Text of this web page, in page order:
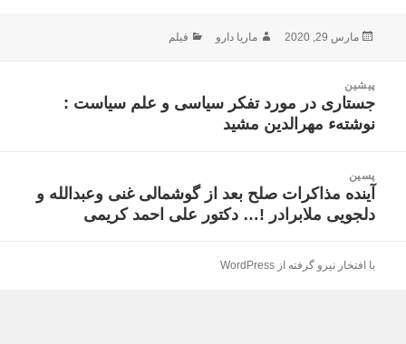
ارسال
مارس 29, 2020 نویسنده
ماریا دارو دسته‌ها
فیلم
نوشتهپیشین
نوشته
قبلی:
جستاری در مورد تفکر سیاسی و علم سیاست :
نوشتهء مهرالدین مشید
پسین
نوشته
بعدی:
آینده مذاکرات صلح بعد از گوشمالی غنی وعبدالله و
دلجویی ملابرادر !… دکتور علی احمد کریمی
با افتخار نیرو گرفته از WordPress